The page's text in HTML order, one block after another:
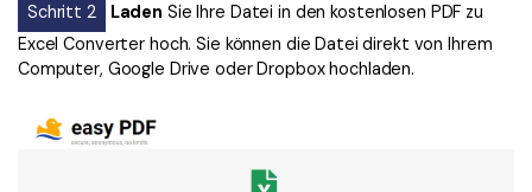
Schritt 2 Laden Sie Ihre Datei in den kostenlosen PDF zu
Excel Converter hoch. Sie können die Datei direkt von Ihrem
Computer, Google Drive oder Dropbox hochladen.